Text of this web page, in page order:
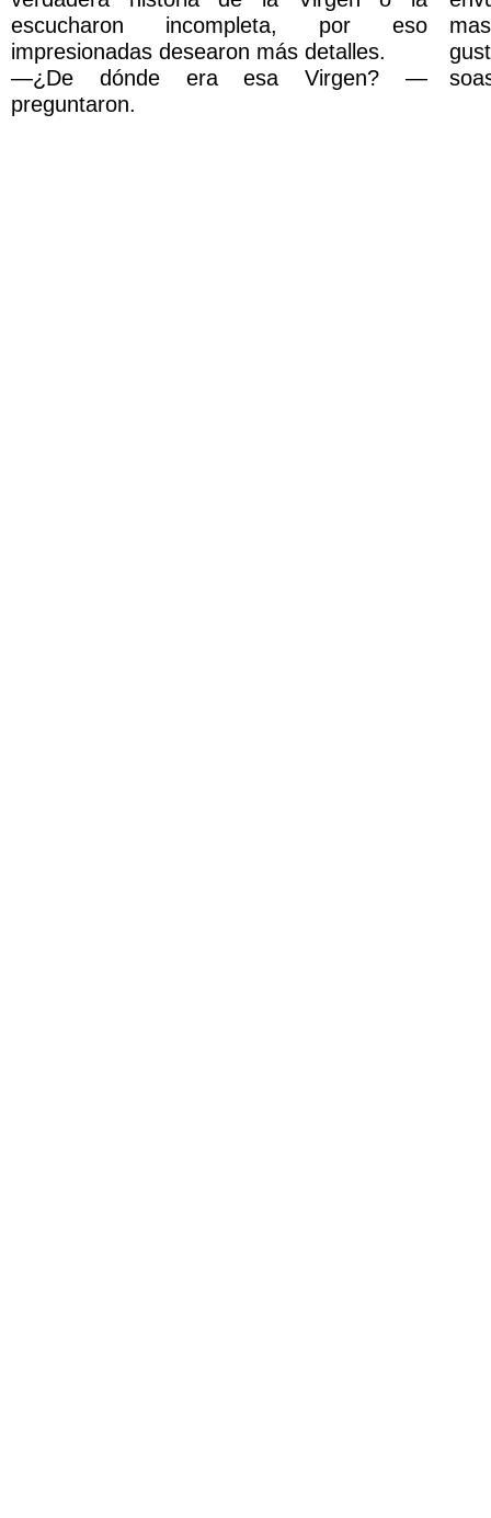
escucharon incompleta, por eso
impresionadas desearon más detalles.
—¿De dónde era esa Virgen? —
preguntaron.